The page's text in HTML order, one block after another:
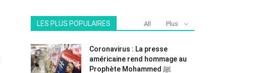
LES PLUS POPULAIRES All Plus
Coronavirus : La presse
américaine rend hommage au
Prophète Mohammed ﷺ